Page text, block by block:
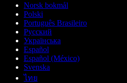
Norsk bokmål
Polski
Português Brasileiro
Русский
Українська
Español
Español (México)
Svenska
ไทย